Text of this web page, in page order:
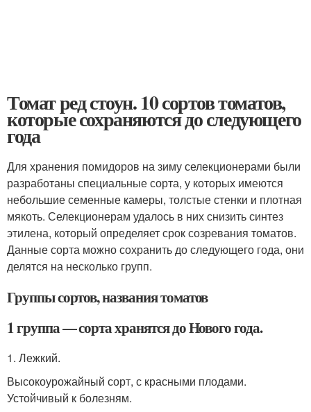
Томат ред стоун. 10 сортов томатов,
которые сохраняются до следующего
года
Для хранения помидоров на зиму селекционерами были
разработаны специальные сорта, у которых имеются
небольшие семенные камеры, толстые стенки и плотная
мякоть. Селекционерам удалось в них снизить синтез
этилена, который определяет срок созревания томатов.
Данные сорта можно сохранить до следующего года, они
делятся на несколько групп.
Группы сортов, названия томатов
1 группа — сорта хранятся до Нового года.
1. Лежкий.
Высокоурожайный сорт, с красными плодами.
Устойчивый к болезням.